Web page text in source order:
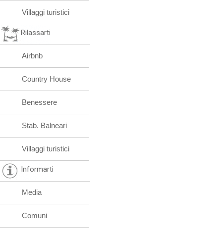
Villaggi turistici
Rilassarti
Airbnb
Country House
Benessere
Stab. Balneari
Villaggi turistici
Informarti
Media
Comuni